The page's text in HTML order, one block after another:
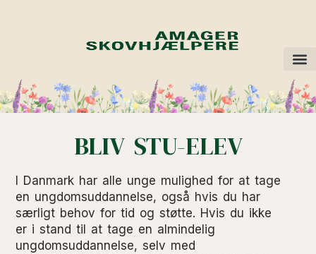
BLIV STU-ELEV
I Danmark har alle unge mulighed for at tage
en ungdomsuddannelse, også hvis du har
særligt behov for tid og støtte. Hvis du ikke
er i stand til at tage en almindelig
ungdomsuddannelse, selv med